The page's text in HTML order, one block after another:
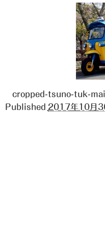
cropped-tsuno-tuk-
Published 2017年10月